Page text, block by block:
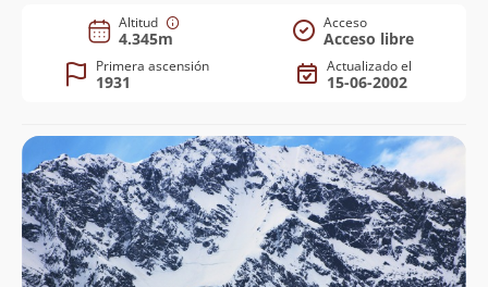
Altitud
4.345m
Acceso
Acceso libre
Primera ascensión
1931
Actualizado el
15-06-2002